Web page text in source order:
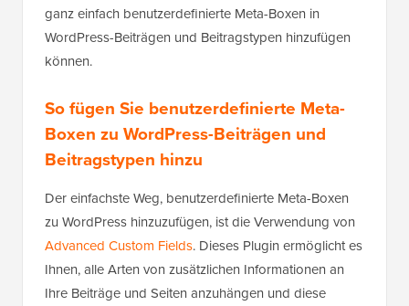
ganz einfach benutzerdefinierte Meta-Boxen in
WordPress-Beiträgen und Beitragstypen hinzufügen
können.
So fügen Sie benutzerdefinierte Meta-
Boxen zu WordPress-Beiträgen und
Beitragstypen hinzu
Der einfachste Weg, benutzerdefinierte Meta-Boxen
zu WordPress hinzuzufügen, ist die Verwendung von
Advanced Custom Fields. Dieses Plugin ermöglicht es
Ihnen, alle Arten von zusätzlichen Informationen an
Ihre Beiträge und Seiten anzuhängen und diese